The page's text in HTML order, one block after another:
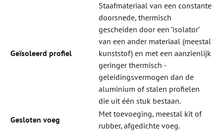
Geïsoleerd profiel
Staafmateriaal van een constante
doorsnede, thermisch
gescheiden door een ‘isolator’
van een ander materiaal (meestal
kunststof) en met een aanzienlijk
geringer thermisch ­
geleidingsvermogen dan de
aluminium of stalen profielen
die uit één stuk bestaan.
Gesloten voeg
Met toevoeging, meestal kit of
rubber, afgedichte voeg.